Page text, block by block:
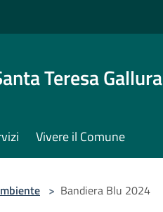
Teresa Gallura
Vivere il Comune
> Bandiera Blu 2024